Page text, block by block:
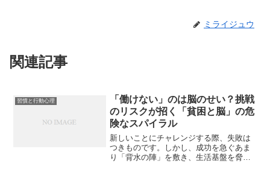
ミライジュウ
関連記事
習慣と行動心理
「働けない」のは脳のせい？挑戦
のリスクが招く「貧困と脳」の危
険なスパイラル
新しいことにチャレンジする際、失敗は
つきものです。しかし、成功を急ぐあま
り「背水の陣」を敷き、生活基盤を脅か